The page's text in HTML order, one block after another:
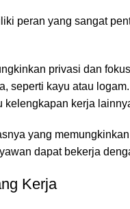
peran yang sangat
privasi dan
seperti kayu atau
kelengkapan kerja
yang
dapat bekerja
Kerja